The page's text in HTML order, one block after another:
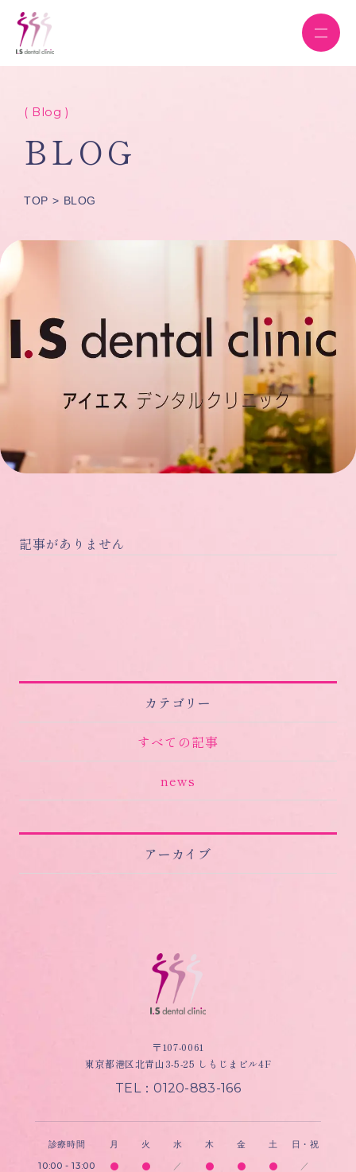
( Blog )
BLOG
TOP BLOG
カテゴリー
すべての記事
news
アーカイブ
記事がありません
〒107-0061
東京都港区北青山3-5-25 しもじまビル4F
TEL：0120-883-166
診療時間 月 火 水 木 金 土 日・祝
10:00 - 13:00 ／ ／